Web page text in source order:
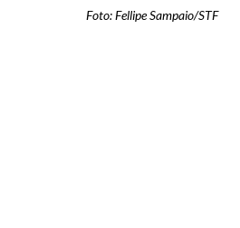
Foto: Fellipe Sampaio/STF